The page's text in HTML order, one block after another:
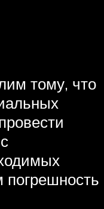
тому, что
погрешность